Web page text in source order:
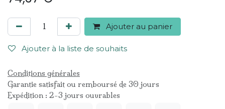
Ajouter au panier
Ajouter à la liste de souhaits
Conditions générales
Garantie satisfait ou remboursé de 30 jours
Expédition : 2-3 jours ouvrables